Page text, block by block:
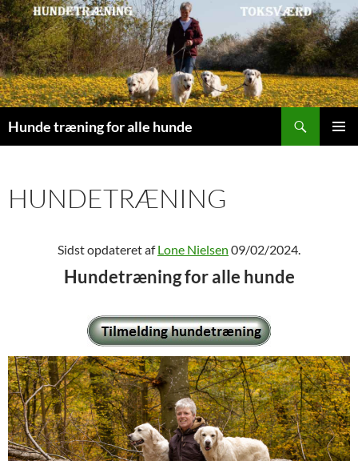
Hunde træning for alle hunde
HUNDETRÆNING
Sidst opdateret afLone Nielsen 09/02/2024.
Hundetræning for alle hunde